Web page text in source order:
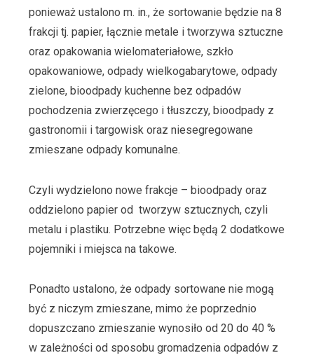
ponieważ ustalono m. in., że sortowanie będzie na 8
frakcji tj. papier, łącznie metale i tworzywa sztuczne
oraz opakowania wielomateriałowe, szkło
opakowaniowe, odpady wielkogabarytowe, odpady
zielone, bioodpady kuchenne bez odpadów
pochodzenia zwierzęcego i tłuszczy, bioodpady z
gastronomii i targowisk oraz niesegregowane
zmieszane odpady komunalne.
Czyli wydzielono nowe frakcje – bioodpady oraz
oddzielono papier od tworzyw sztucznych, czyli
metalu i plastiku. Potrzebne więc będą 2 dodatkowe
pojemniki i miejsca na takowe.
Ponadto ustalono, że odpady sortowane nie mogą
być z niczym zmieszane, mimo że poprzednio
dopuszczano zmieszanie wynosiło od 20 do 40 %
w zależności od sposobu gromadzenia odpadów z